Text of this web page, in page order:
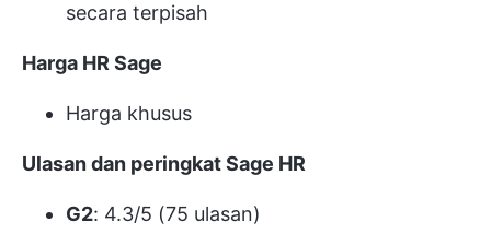
secara terpisah
Harga HR Sage
Harga khusus
Ulasan dan peringkat Sage HR
G2: 4.3/5 (75 ulasan)